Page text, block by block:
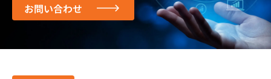
お問い合わせ